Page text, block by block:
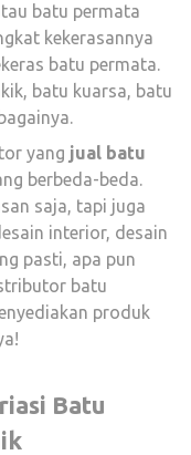
batu permata
kekerasannya
batu permata.
batu kuarsa, batu
yang jual batu
berbeda-beda.
saja, tapi juga
interior, desain
pasti, apa pun
batu
produk
Batu